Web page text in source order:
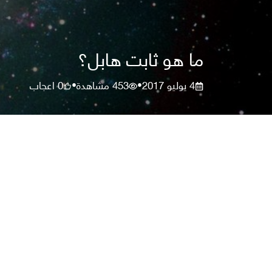
ما هو ثابت هابل؟
4 يوليو 2017 •
453مشاهدة•
0اعجاب